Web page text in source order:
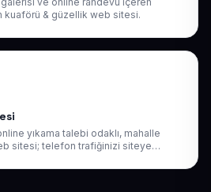
kuaförü & güzellik web sitesi.
yıkama talebi odaklı, mahalle
sitesi; telefon trafiğinizi siteye